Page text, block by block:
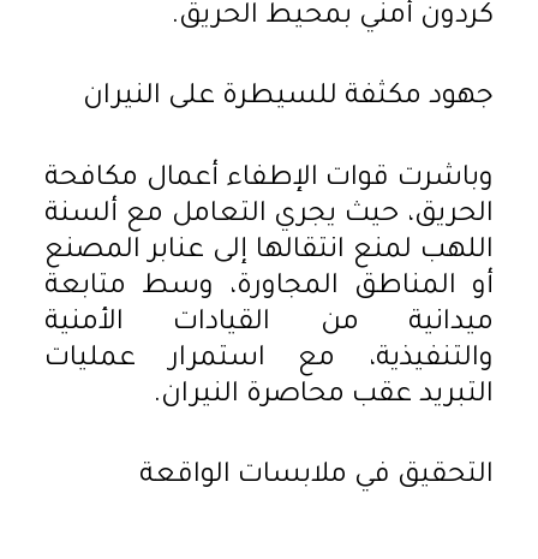
كردون أمني بمحيط الحريق.
جهود مكثفة للسيطرة على النيران
وباشرت قوات الإطفاء أعمال مكافحة
الحريق، حيث يجري التعامل مع ألسنة
اللهب لمنع انتقالها إلى عنابر المصنع
أو المناطق المجاورة، وسط متابعة
ميدانية من القيادات الأمنية
والتنفيذية، مع استمرار عمليات
التبريد عقب محاصرة النيران.
التحقيق في ملابسات الواقعة